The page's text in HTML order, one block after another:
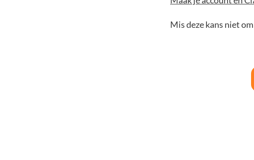
Mis deze kans niet